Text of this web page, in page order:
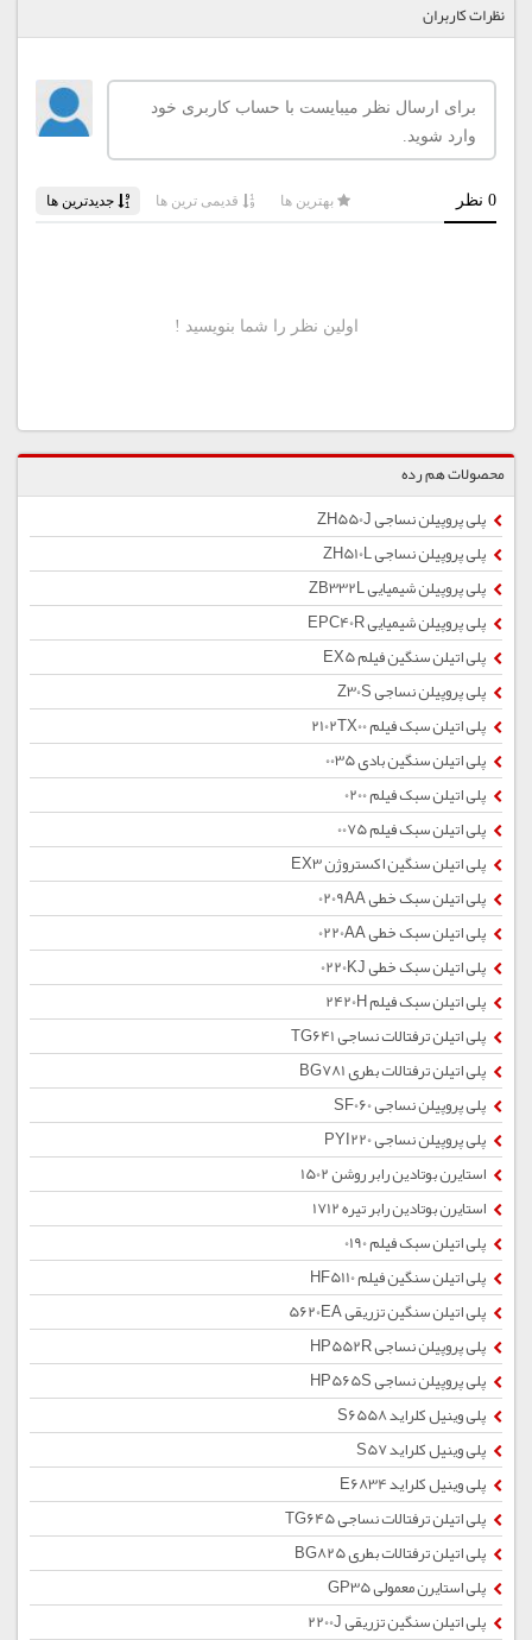
نظرات کاربران
محصولات هم رده
پلی پروپیلن نساجی ZH550J
پلی پروپیلن نساجی ZH510L
پلی پروپیلن شیمیایی ZB332L
پلی پروپیلن شیمیایی EPC40R
پلی اتیلن سنگین فیلم EX5
پلی پروپیلن نساجی Z30S
پلی اتیلن سبک فیلم 2102TX00
پلی اتیلن سنگین بادی 0035
پلی اتیلن سبک فیلم 0200
پلی اتیلن سبک فیلم 0075
پلی اتیلن سنگین اکستروژن EX3
پلی اتیلن سبک خطی 0209AA
پلی اتیلن سبک خطی 0220AA
پلی اتیلن سبک خطی 0220KJ
پلی اتیلن سبک فیلم 2420H
پلی اتیلن ترفتالات نساجی TG641
پلی اتیلن ترفتالات بطری BG781
پلی پروپیلن نساجی SF060
پلی پروپیلن نساجی PYI220
استایرن بوتادین رابر روشن 1502
استایرن بوتادین رابر تیره 1712
پلی اتیلن سبک فیلم 0190
پلی اتیلن سنگین فیلم HF5110
پلی اتیلن سنگین تزریقی 5620EA
پلی پروپیلن نساجی HP552R
پلی پروپیلن نساجی HP565S
پلی وینیل کلراید S6558
پلی وینیل کلراید S57
پلی وینیل کلراید E6834
پلی اتیلن ترفتالات نساجی TG645
پلی اتیلن ترفتالات بطری BG825
پلی استایرن معمولی GP35
پلی اتیلن سنگین تزریقی 2200J